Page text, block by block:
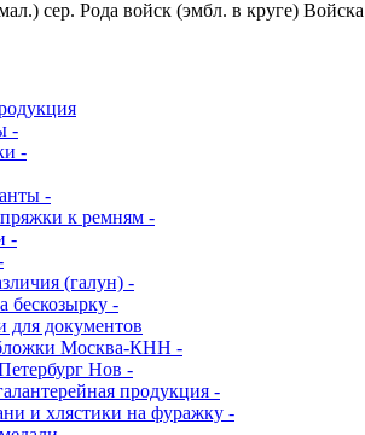
-
-
-
к ремням -
-
(галун) -
бескозырку -
для документов
Москва-КНН -
Нов -
продукция -
и хлястики на фуражку -